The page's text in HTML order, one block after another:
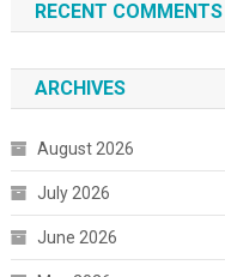
RECENT COMMENTS
ARCHIVES
August 2026
July 2026
June 2026